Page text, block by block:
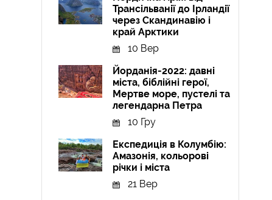
Трансільванії до Ірландії
через Скандинавію і
край Арктики
10 Вер
Йорданія-2022: давні
міста, біблійні герої,
Мертве море, пустелі та
легендарна Петра
10 Гру
Експедиція в Колумбію:
Амазонія, кольорові
річки і міста
21 Вер